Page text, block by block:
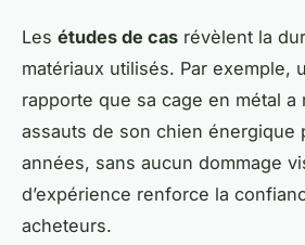
Les études de cas révèlent la
matériaux utilisés. Par exemple,
rapporte que sa cage en métal a
assauts de son chien énergique
années, sans aucun dommage
d’expérience renforce la
acheteurs.